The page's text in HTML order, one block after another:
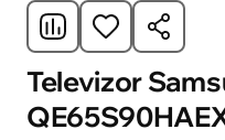
Televizor